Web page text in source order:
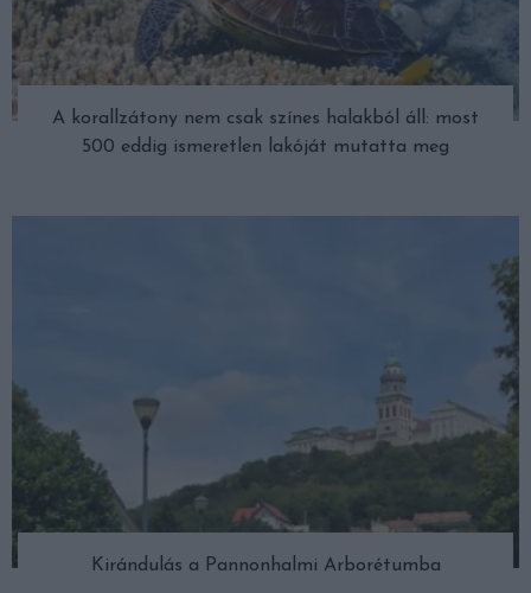
A korallzátony nem csak színes halakból áll: most
500 eddig ismeretlen lakóját mutatta meg
Kirándulás a Pannonhalmi Arborétumba